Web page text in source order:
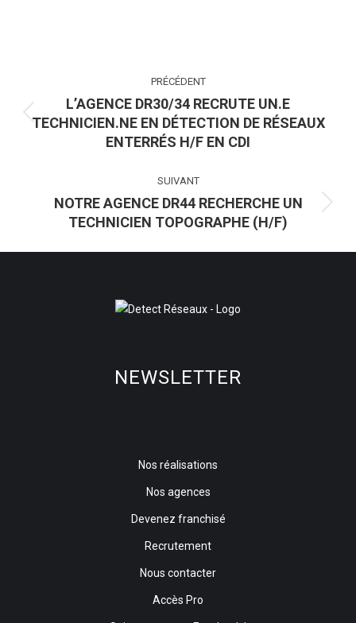
ARTICLE
PRÉCÉDENT
Article
précédent
L’AGENCE DR30/34 RECRUTE UN.E
TECHNICIEN.NE EN DÉTECTION DE RÉSEAUX
ENTERRÉS H/F EN CDI
SUIVANT
Article
:
NOTRE AGENCE DR44 RECHERCHE UN
TECHNICIEN TOPOGRAPHE (H/F)
NEWSLETTER
Nos réalisations
Nos agences
Devenez franchisé
Recrutement
Nous contacter
Accès Pro